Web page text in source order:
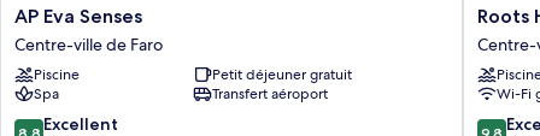
AP
Eva
Senses
Centre-
ville
de
AP Eva Senses
Centre-ville de Faro
Piscine
Petit déjeuner gratuit
Spa
Transfert aéroport
8.8 Excellent
Roots
Hotel
Centre-
ville
de
Faro
Roots
Centre-
Wi-Fi
9.8